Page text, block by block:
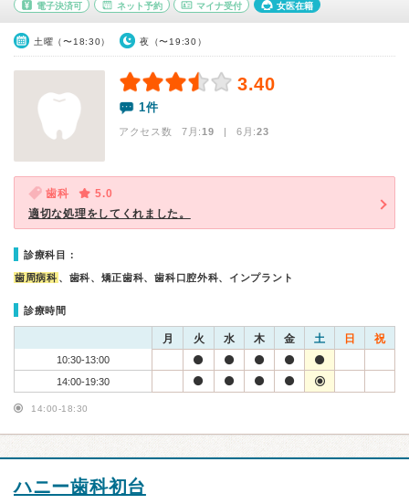
電子決済可 ネット予約 マイナ受付 女医在籍
土曜（〜18:30） 夜（〜19:30）
3.40
1件
アクセス数 7月:19 | 6月:23
歯科
5.0
適切な処理をしてくれました。
診療科目：
歯周病科 、歯科、矯正歯科、歯科口腔外科、インプラント
診療時間
月 火 水 木 金 土 日 祝
10:30-13:00
14:00-19:30
14:00-18:30
ハニー歯科初台